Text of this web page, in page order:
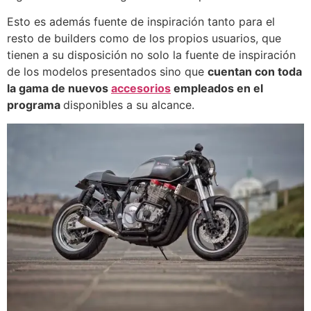
Esto es además fuente de inspiración tanto para el
resto de builders como de los propios usuarios, que
tienen a su disposición no solo la fuente de inspiración
de los modelos presentados sino que cuentan con toda
la gama de nuevos accesorios empleados en el
programa disponibles a su alcance.